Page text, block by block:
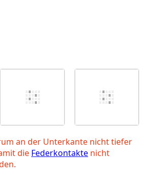
an der Unterkante nicht tiefer
die Federkontakte nicht